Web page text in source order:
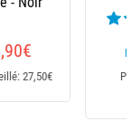
152
public conseillé: